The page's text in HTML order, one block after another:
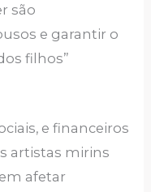
são
e garantir o
filhos”
e financeiros
artistas mirins
afetar